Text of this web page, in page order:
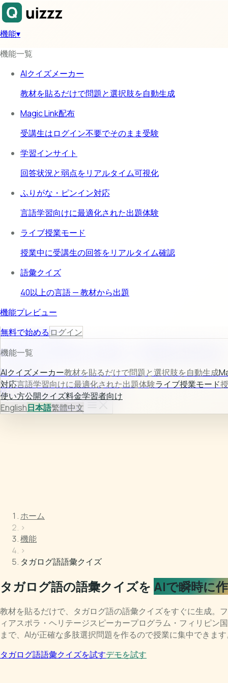
機能▾
機能一覧
AIクイズメーカー
教材を貼るだけで問題と選択肢を自動生成
Magic Link配布
受講生はログイン不要でそのまま受験
学習インサイト
回答状況と弱点をリアルタイム可視化
ふりがな・ピンイン対応
言語学習向けに最適化された出題体験
ライブ授業モード
授業中に受講生の回答をリアルタイム確認
語彙クイズ
40以上の言語 — 教材から出題
機能プレビュー
AIクイズメーカー
教材入力から問題生成まで自動化し、作成時間を大幅に短縮。
詳しく見る →
使い方公開クイズ料金学習者向け
ログイン無料で始める
無料で始めるログイン
機能一覧
AIクイズメーカー教材を貼るだけで問題と選択肢を自動生成
対応言語学習向けに最適化された出題体験ライブ授業モード
使い方公開クイズ料金学習者向け
English日本語繁體中文
ホーム
›
機能
›
タガログ語語彙クイズ
タガログ語の語彙クイズを AIで瞬時に
教材を貼るだけで、タガログ語の語彙クイズをすぐに生成。
ィアスポラ・ヘリテージスピーカープログラム・フィリピン
まで、AIが正確な多肢選択問題を作るので授業に集中できます
タガログ語語彙クイズを試すデモを試す